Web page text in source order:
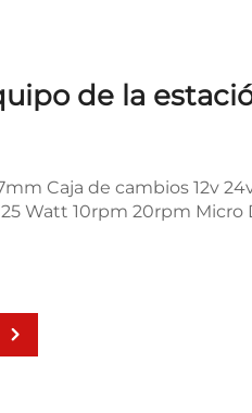
de la
Caja de cambios 12v
Watt 10rpm 20rpm Micro